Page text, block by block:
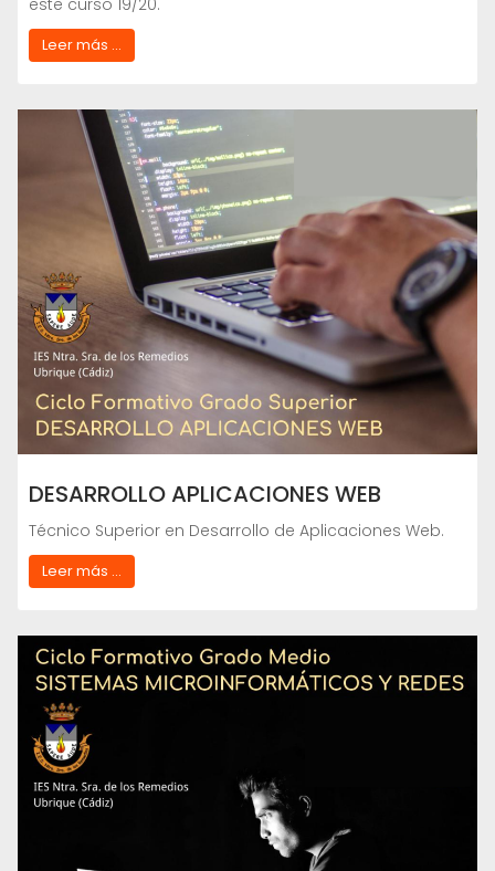
Leer más ...
DESARROLLO APLICACIONES WEB
Técnico Superior en Desarrollo de Aplicaciones Web.
Leer más ...